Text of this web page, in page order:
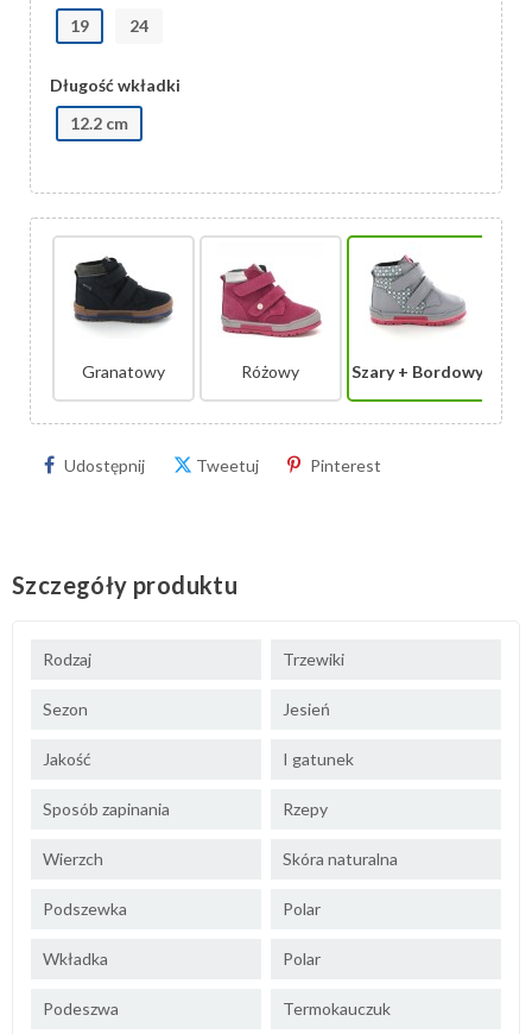
19
24
Długość wkładki
12.2 cm
Granatowy Różowy Szary + Bordowy
Udostępnij Tweetuj Pinterest
Szczegóły produktu
Rodzaj Trzewiki
Sezon Jesień
Jakość I gatunek
Sposób zapinania Rzepy
Wierzch Skóra naturalna
Podszewka Polar
Wkładka Polar
Podeszwa Termokauczuk